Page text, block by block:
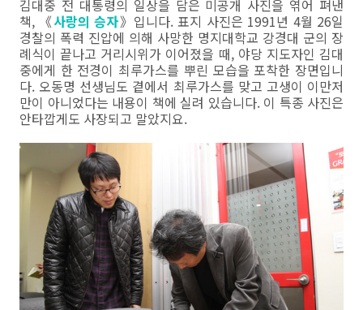
김대중 전 대통령의 일상을 담은 미공개 사진을 엮어 펴낸
책, 《사랑의 승자》입니다. 표지 사진은 1991년 4월 26일
경찰의 폭력 진압에 의해 사망한 명지대학교 강경대 군의 장
례식이 끝나고 거리시위가 이어졌을 때, 야당 지도자인 김대
중에게 한 전경이 최루가스를 뿌린 모습을 포착한 장면입니
다. 오동명 선생님도 곁에서 최루가스를 맞고 고생이 이만저
만이 아니었다는 내용이 책에 실려 있습니다. 이 특종 사진은
안타깝게도 사장되고 말았지요.